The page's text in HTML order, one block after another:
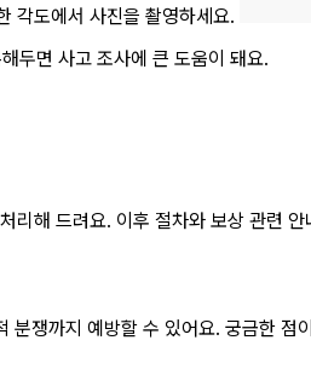
각도에서 사진을 촬영하세요.
두면 사고 조사에 큰 도움이 돼요.
리해 드려요. 이후 절차와 보상 관련
분쟁까지 예방할 수 있어요. 궁금한 점